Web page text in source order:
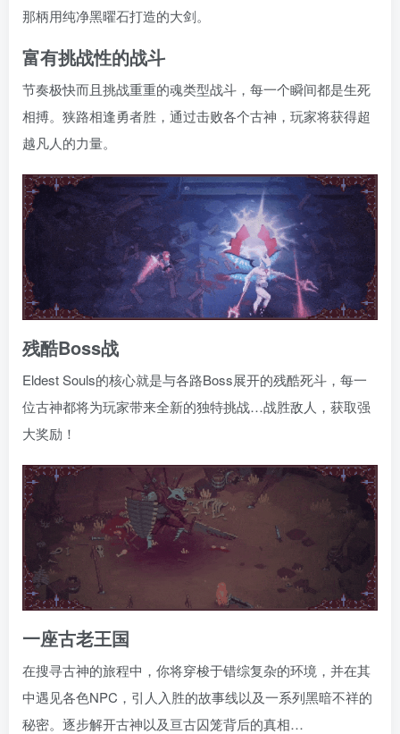
那柄用纯净黑曜石打造的大剑。
富有挑战性的战斗
节奏极快而且挑战重重的魂类型战斗，每一个瞬间都是生死
相搏。狭路相逢勇者胜，通过击败各个古神，玩家将获得超
越凡人的力量。
残酷Boss战
Eldest Souls的核心就是与各路Boss展开的残酷死斗，每一
位古神都将为玩家带来全新的独特挑战…战胜敌人，获取强
大奖励！
一座古老王国
在搜寻古神的旅程中，你将穿梭于错综复杂的环境，并在其
中遇见各色NPC，引人入胜的故事线以及一系列黑暗不祥的
秘密。逐步解开古神以及亘古囚笼背后的真相…